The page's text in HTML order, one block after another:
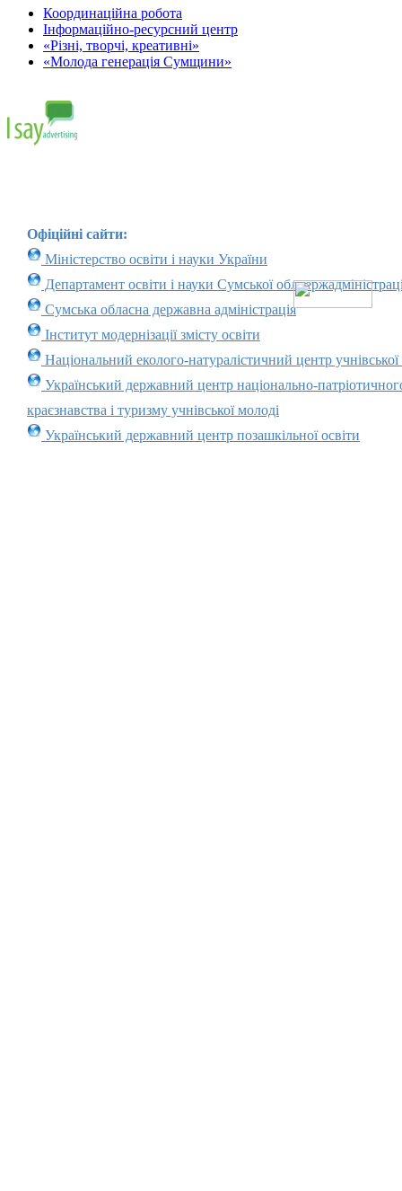
Координаційна робота
Інформаційно-ресурсний центр
«Різні, творчі, креативні»
«Молода генерація Сумщини»
Офіційні сайти:
Міністерство освіти і науки України
Департамент освіти і науки Сумської
Сумська обласна державна адміністрація
Інститут модернізації змісту освіти
Національний еколого-натуралістичний центр учнівської
Український державний центр національно-
краєзнавства і туризму учнівської молоді
Український державний центр позашкільної освіти